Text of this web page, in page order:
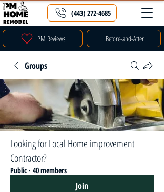
PM Reviews Before-and-After
(443) 272-4685
Groups
Looking for Local Home improvement
Contractor?
Public · 40 members
Join